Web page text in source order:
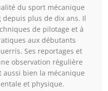
du sport mécanique
depuis plus de dix ans. Il
de pilotage et à
aux débutants
Ses reportages et
observation régulière
bien la mécanique
et physique.